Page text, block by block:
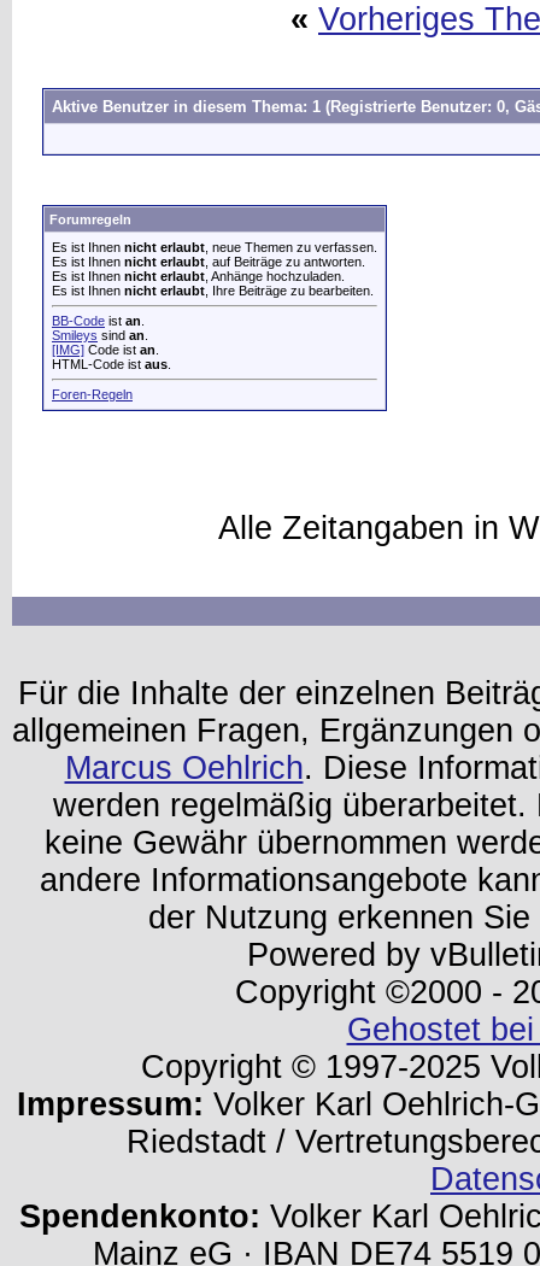
« Vorheriges
Aktive Benutzer in diesem Thema: 1 (Registrierte Benutzer: 0,
Forumregeln
Es ist Ihnen nicht erlaubt , neue Themen zu verfassen.
Es ist Ihnen nicht erlaubt , auf Beiträge zu antworten.
Es ist Ihnen nicht erlaubt , Anhänge hochzuladen.
Es ist Ihnen nicht erlaubt , Ihre Beiträge zu bearbeiten.
BB-Code ist an
Smileys sind an
[IMG] Code ist an
HTML-Code ist aus
Foren-Regeln
Alle Zeitangaben in
Für die Inhalte der einzelnen
allgemeinen Fragen, Ergänzungen
Marcus Oehlrich. Diese
werden regelmäßig
keine Gewähr übernommen
andere Informationsangebote
der Nutzung erkennen
Powered by
Copyright ©2000 -
Gehostet
Copyright © 1997-2025
Impressum: Volker Karl Oehlrich-
Riedstadt /
Spendenkonto: Volker Karl
Mainz eG · IBAN DE74 5519